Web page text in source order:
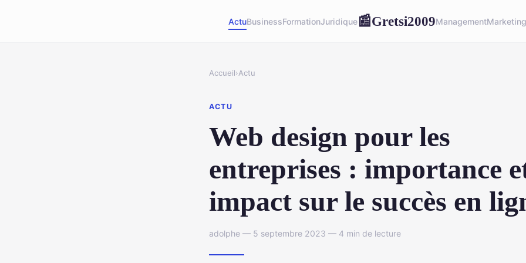
ActuBusinessFormationJuridique📰Gretsi2009ManagementMarketing
Accueil›Actu
ACTU
Web design pour les
entreprises : importance
impact sur le succès en
adolphe — 5 septembre 2023 — 4 min de lecture